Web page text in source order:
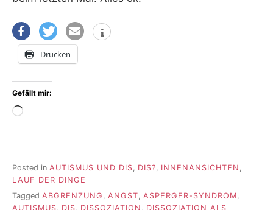
Drucken
Gefällt mir:
Wird
Posted in AUTISMUS UND DIS DIS? INNENANSICHTEN
LAUF DER DINGE
Tagged ABGRENZUNG , ANGST, ASPERGER-SYNDROM,
AUTISMUS, DIS, DISSOZIATION , DISSOZIATION ALS